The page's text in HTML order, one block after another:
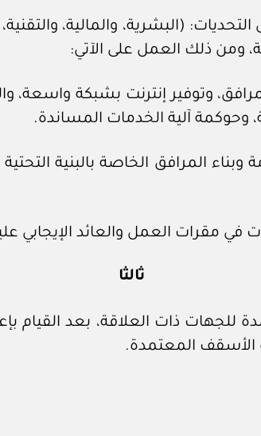
(البشرية، والمالية،
ومن ذلك العمل على الآتي:
وتوفير إنترنت بشبكة
آلية الخدمات المساندة.
وبناء المرافق الخاصة بالبنية
ثالثا
للجهات ذات العلاقة، بعد القيام
الأسقف المعتمدة.